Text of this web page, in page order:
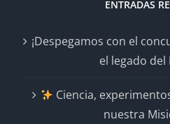
ENTRADAS
¡Despegamos con el
el legado
Ciencia,
nuestra